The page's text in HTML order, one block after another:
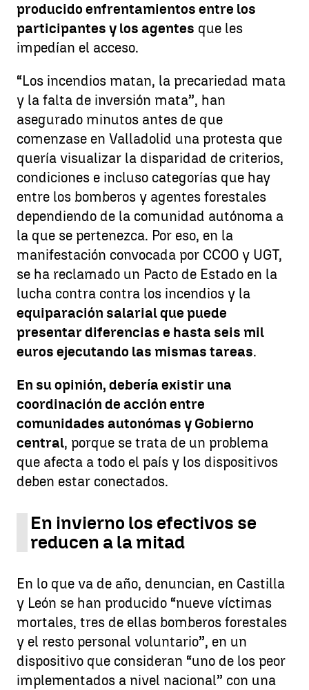
producido enfrentamientos entre los
participantes y los agentes que les
impedían el acceso.
“Los incendios matan, la precariedad mata
y la falta de inversión mata”, han
asegurado minutos antes de que
comenzase en Valladolid una protesta que
quería visualizar la disparidad de criterios,
condiciones e incluso categorías que hay
entre los bomberos y agentes forestales
dependiendo de la comunidad autónoma a
la que se pertenezca. Por eso, en la
manifestación convocada por CCOO y UGT,
se ha reclamado un Pacto de Estado en la
lucha contra contra los incendios y la
equiparación salarial que puede
presentar diferencias e hasta seis mil
euros ejecutando las mismas tareas.
En su opinión, debería existir una
coordinación de acción entre
comunidades autonómas y Gobierno
central, porque se trata de un problema
que afecta a todo el país y los dispositivos
deben estar conectados.
En invierno los efectivos se
reducen a la mitad
En lo que va de año, denuncian, en Castilla
y León se han producido “nueve víctimas
mortales, tres de ellas bomberos forestales
y el resto personal voluntario”, en un
dispositivo que consideran “uno de los peor
implementados a nivel nacional” con una